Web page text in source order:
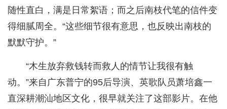
随性直白，满是日常絮语；而之后南枝代笔的信件变
得细腻周全。“这些细节很有意思，也反映出南枝的
默默守护。”
“木生放弃救钱转而救人的情节让我很有触
动。”来自广东普宁的95后导演、英歌队员萧培鑫一
直深耕潮汕地区文化，很早就关注了这部影片。在他